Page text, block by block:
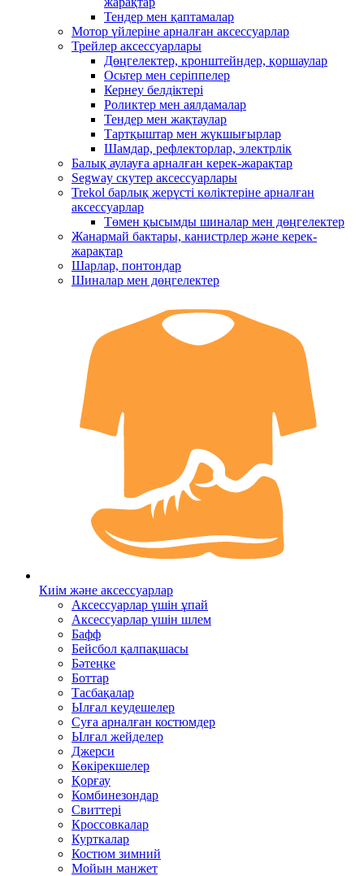
Тендер мен қаптамалар
Мотор үйлеріне арналған аксессуарлар
Трейлер аксессуарлары
Дөңгелектер, кронштейндер, қоршаулар
Осьтер мен серіппелер
Кернеу белдіктері
Роликтер мен аялдамалар
Тендер мен жақтаулар
Тартқыштар мен жүкшығырлар
Шамдар, рефлекторлар, электрлік
Балық аулауға арналған керек-жарақтар
Segway скутер аксессуарлары
Trekol барлық жерүсті көліктеріне арналған
аксессуарлар
Төмен қысымды шиналар мен дөңгелектер
Жанармай бактары, канистрлер және керек-
жарақтар
Шарлар, понтондар
Шиналар мен дөңгелектер
Киім және аксессуарлар
Аксессуарлар үшін ұпай
Аксессуарлар үшін шлем
Бафф
Бейсбол қалпақшасы
Бәтеңке
Боттар
Тасбақалар
Ылғал кеудешелер
Суға арналған костюмдер
Ылғал жейделер
Джерси
Көкірекшелер
Қорғау
Комбинезондар
Свиттері
Кроссовкалар
Курткалар
Костюм зимний
Мойын манжет